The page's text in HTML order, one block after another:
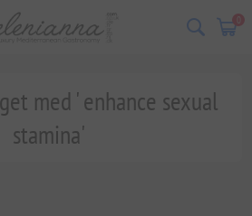
0
med ' enhance sexual
stamina'